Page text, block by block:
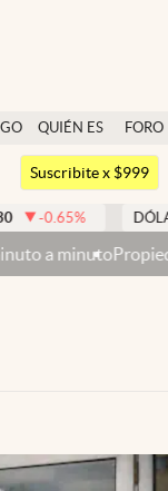
QUIÉN ES
QUIÉN
FORO
Argentina
México
Suscribite x $999
DÓLAR TARJETA $
con cruces y